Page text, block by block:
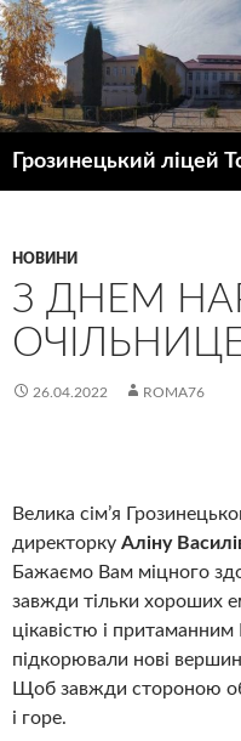
НОВИНИ
З ДНЕМ
26.04.2022 ROMA76
Велика сім’я
директорку Аліну
Бажаємо Вам міцного
завжди тільки хороших
цікавістю і
підкорювали нові
Щоб завжди стороною
і горе.